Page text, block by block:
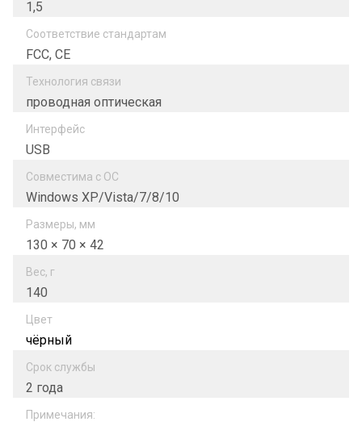
1,5
Соответствие стандартам
FCC, CE
Технология связи
проводная оптическая
Интерфейс
USB
Совместима с ОС
Windows XP/Vista/7/8/10
Размеры, мм
130 × 70 × 42
Вес, г
140
Цвет
чёрный
Срок службы
2 года
Примечания: